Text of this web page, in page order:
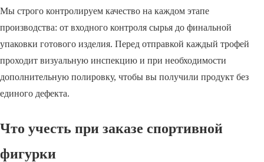
Мы строго контролируем качество на каждом этапе
производства: от входного контроля сырья до финальной
упаковки готового изделия. Перед отправкой каждый трофей
проходит визуальную инспекцию и при необходимости
дополнительную полировку, чтобы вы получили продукт без
единого дефекта.
Что учесть при заказе спортивной
фигурки